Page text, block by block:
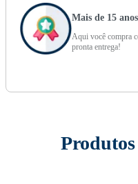
Mais de 15
Aqui você compra
pronta entrega!